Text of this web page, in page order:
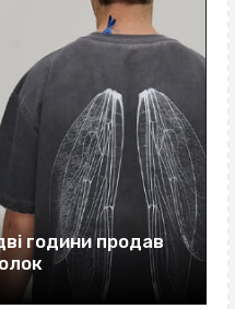
години продав